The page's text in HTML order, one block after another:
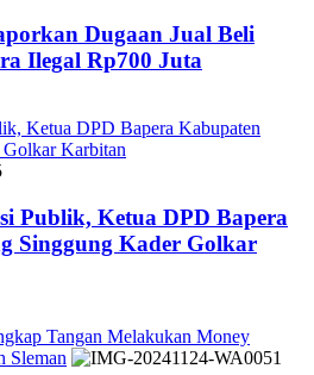
Dugaan Jual Beli
Ilegal Rp700 Juta
Ketua DPD Bapera Kabupaten
Golkar Karbitan
Publik, Ketua DPD Bapera
Singgung Kader Golkar
Tangan Melakukan Money
Sleman